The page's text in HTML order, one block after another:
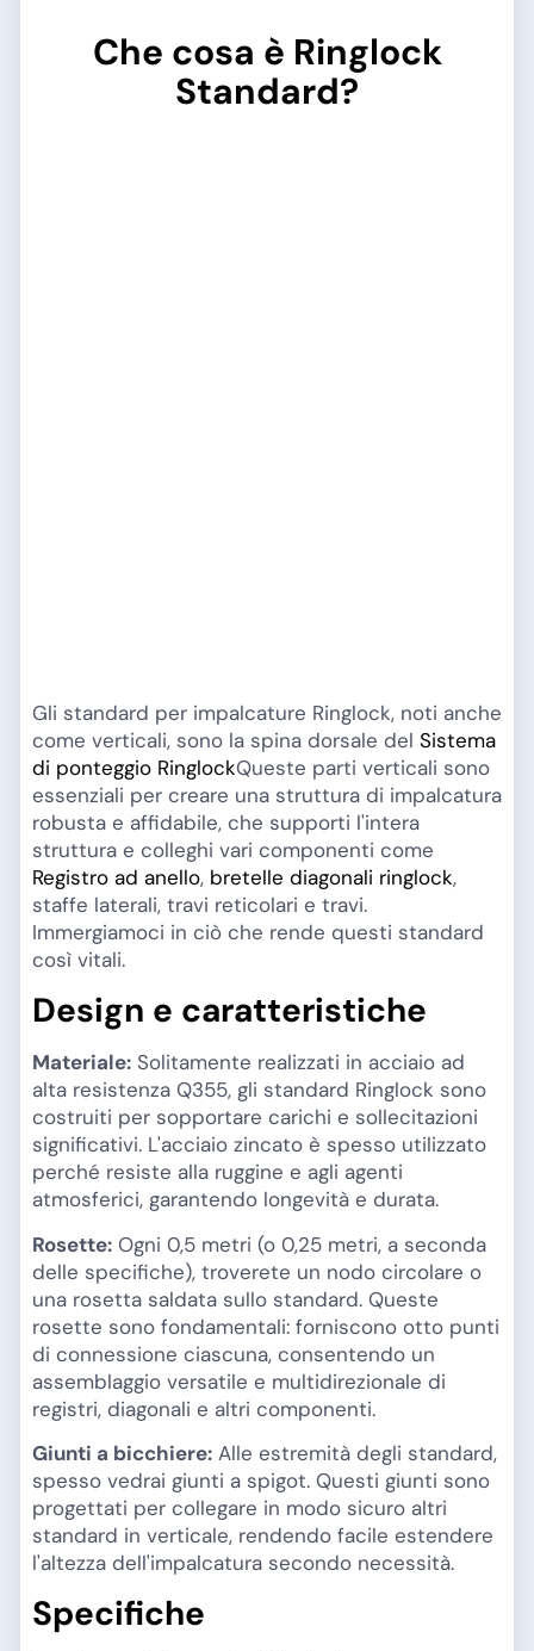
Che cosa è Ringlock
Standard?
Gli standard per impalcature Ringlock, noti anche
come verticali, sono la spina dorsale del Sistema
di ponteggio RinglockQueste parti verticali sono
essenziali per creare una struttura di impalcatura
robusta e affidabile, che supporti l'intera
struttura e colleghi vari componenti come
Registro ad anello, bretelle diagonali ringlock,
staffe laterali, travi reticolari e travi.
Immergiamoci in ciò che rende questi standard
così vitali.
Design e caratteristiche
Materiale: Solitamente realizzati in acciaio ad
alta resistenza Q355, gli standard Ringlock sono
costruiti per sopportare carichi e sollecitazioni
significativi. L'acciaio zincato è spesso utilizzato
perché resiste alla ruggine e agli agenti
atmosferici, garantendo longevità e durata.
Rosette: Ogni 0,5 metri (o 0,25 metri, a seconda
delle specifiche), troverete un nodo circolare o
una rosetta saldata sullo standard. Queste
rosette sono fondamentali: forniscono otto punti
di connessione ciascuna, consentendo un
assemblaggio versatile e multidirezionale di
registri, diagonali e altri componenti.
Giunti a bicchiere: Alle estremità degli standard,
spesso vedrai giunti a spigot. Questi giunti sono
progettati per collegare in modo sicuro altri
standard in verticale, rendendo facile estendere
l'altezza dell'impalcatura secondo necessità.
Specifiche